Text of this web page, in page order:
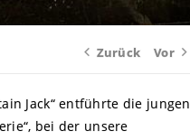
Zurück Vor
Jack“ entführte die jungen
bei der unsere